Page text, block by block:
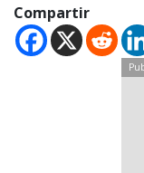
Compartir